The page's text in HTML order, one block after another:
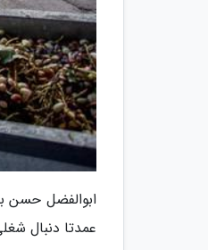
ابوالفضل حسن
عمدتا دنبال